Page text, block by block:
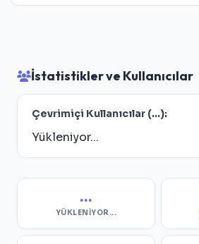
İstatistikler ve Kullanıcılar
Çevrimiçi Kullanıcılar (...):
Yükleniyor...
...
YÜKLENIYOR...